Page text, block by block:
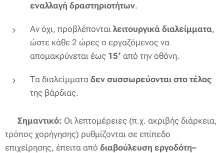
εναλλαγή δραστηριοτήτων.
Αν όχι, προβλέπονται λειτουργικά διαλείμματα,
ώστε κάθε 2 ώρες ο εργαζόμενος να
απομακρύνεται έως 15′ από την οθόνη.
Τα διαλείμματα δεν συσσωρεύονται στο τέλος
της βάρδιας.
Σημαντικό: Οι λεπτομέρειες (π.χ. ακριβής διάρκεια,
τρόπος χορήγησης) ρυθμίζονται σε επίπεδο
επιχείρησης, έπειτα από διαβούλευση εργοδότη–